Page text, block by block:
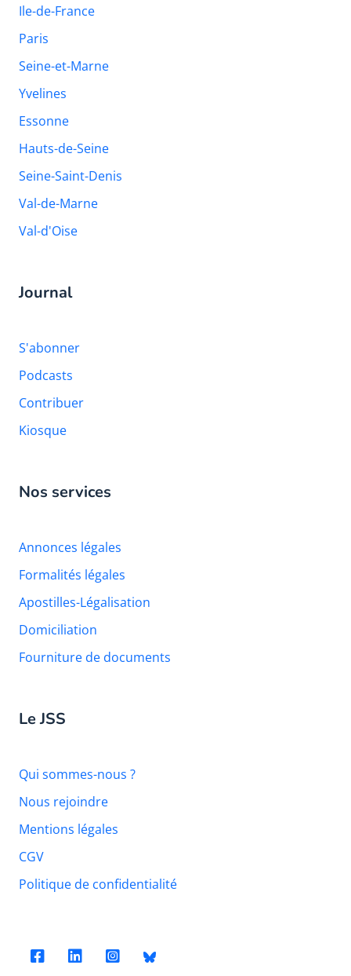
Ile-de-France
Paris
Seine-et-Marne
Yvelines
Essonne
Hauts-de-Seine
Seine-Saint-Denis
Val-de-Marne
Val-d'Oise
Journal
S'abonner
Podcasts
Contribuer
Kiosque
Nos services
Annonces légales
Formalités légales
Apostilles-Légalisation
Domiciliation
Fourniture de documents
Le JSS
Qui sommes-nous ?
Nous rejoindre
Mentions légales
CGV
Politique de confidentialité